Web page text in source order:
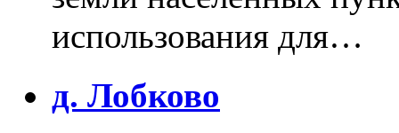
использования для…
д. Лобково